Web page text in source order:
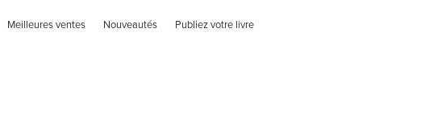
Meilleures ventes Nouveautés Publiez votre livre